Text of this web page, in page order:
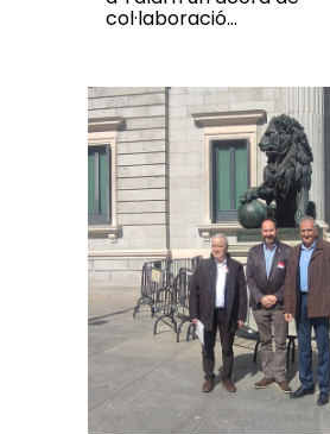
col·laboració...